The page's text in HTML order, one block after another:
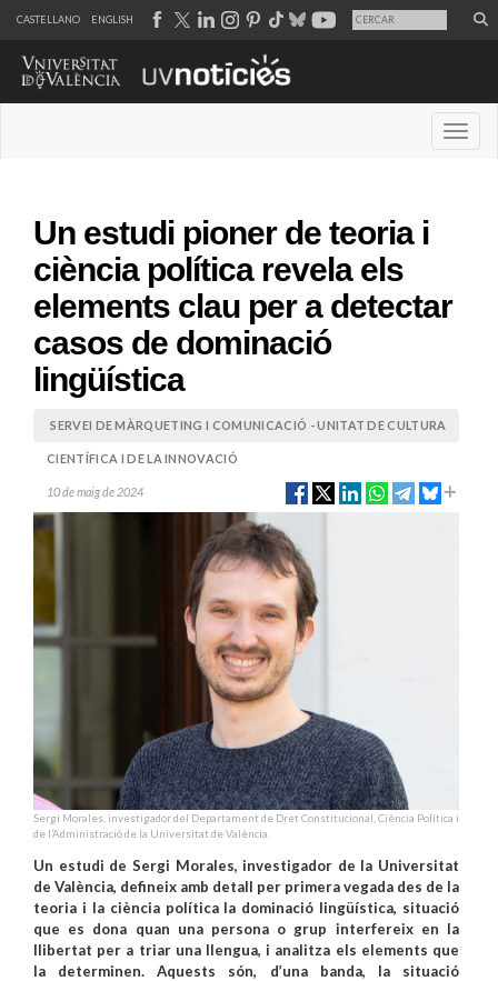
CASTELLANO ENGLISH
Un estudi pioner de teoria i
ciència política revela els
elements clau per a detectar
casos de dominació
lingüística
SERVEI DE MÀRQUETING I COMUNICACIÓ - UNITAT DE CULTURA
CIENTÍFICA I DE LA INNOVACIÓ
10 de maig de 2024
Sergi Morales, investigador del Departament de Dret Constitucional, Ciència Política i
de l’Administració de la Universitat de València.
Un estudi de Sergi Morales, investigador de la Universitat
de València, defineix amb detall per primera vegada des de la
teoria i la ciència política la dominació lingüística, situació
que es dona quan una persona o grup interfereix en la
llibertat per a triar una llengua, i analitza els elements que
la determinen. Aquests són, d’una banda, la situació